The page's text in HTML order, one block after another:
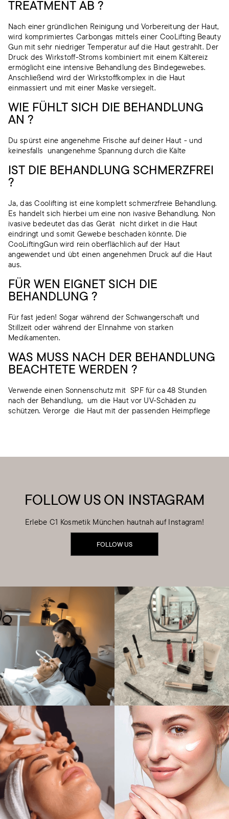
TREATMENT AB ?
Nach einer gründlichen Reinigung und Vorbereitung der Haut,
wird komprimiertes Carbongas mittels einer CooLifting Beauty
Gun mit sehr niedriger Temperatur auf die Haut gestrahlt. Der
Druck des Wirkstoff-Stroms kombiniert mit einem Kältereiz
ermöglicht eine intensive Behandlung des Bindegewebes.
Anschließend wird der Wirkstoffkomplex in die Haut
einmassiert und mit einer Maske versiegelt.
WIE FÜHLT SICH DIE BEHANDLUNG
AN ?
Du spürst eine angenehme Frische auf deiner Haut - und
keinesfalls unangenehme Spannung durch die Kälte
IST DIE BEHANDLUNG SCHMERZFREI
?
Ja, das Coolifting ist eine komplett schmerzfreie Behandlung.
Es handelt sich hierbei um eine non ivasive Behandlung. Non
ivasive bedeutet das das Gerät nicht dirket in die Haut
eindringt und somit Gewebe beschaden könnte. Die
CooLiftingGun wird rein oberflächlich auf der Haut
angewendet und übt einen angenehmen Druck auf die Haut
aus.
FÜR WEN EIGNET SICH DIE
BEHANDLUNG ?
Für fast jeden! Sogar während der Schwangerschaft und
Stillzeit oder während der EInnahme von starken
Medikamenten.
WAS MUSS NACH DER BEHANDLUNG
BEACHTETE WERDEN ?
Verwende einen Sonnenschutz mit SPF für ca 48 Stunden
nach der Behandlung, um die Haut vor UV-Schäden zu
schützen. Verorge die Haut mit der passenden Heimpflege
FOLLOW US ON INSTAGRAM
Erlebe C1 Kosmetik München hautnah auf Instagram!
FOLLOW US